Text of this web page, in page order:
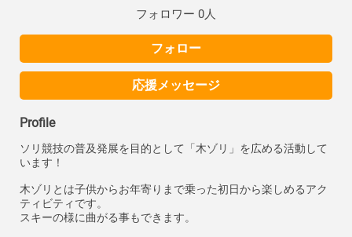
フォロワー 0人
フォロー
応援メッセージ
Profile
ソリ競技の普及発展を目的として「木ゾリ」を広める活動して
います！
木ゾリとは子供からお年寄りまで乗った初日から楽しめるアク
ティビティです。
スキーの様に曲がる事もできます。